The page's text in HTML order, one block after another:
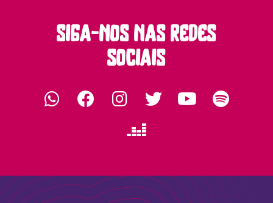
siga-nos nas redes
sociais